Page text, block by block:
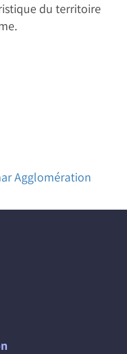
du territoire
Agglomération